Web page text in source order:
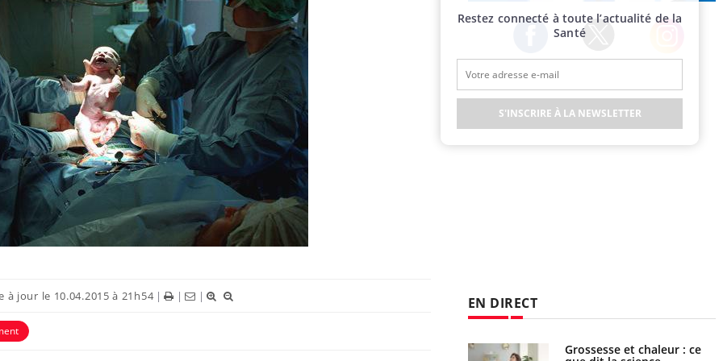
à jour le 10.04.2015 à 21h54| | |
Facebook Twitter Instagram
EN DIRECT
Grossesse et chaleur : ce
Mordue par un barracuda,
Restez connecté à toute l’actualité de la
Santé
S'INSCRIRE À LA NEWSLETTER